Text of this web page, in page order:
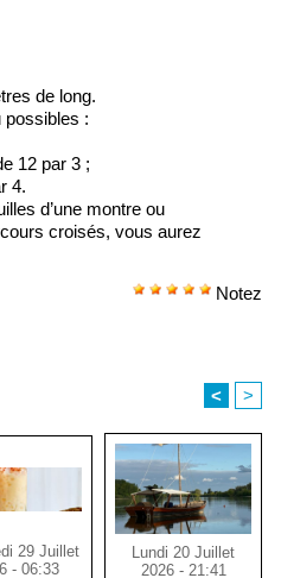
de long.
possibles :
12 par 3 ;
4.
d’une montre ou
croisés, vous aurez
Notez
< >
29 Juillet
- 06:33
Lundi 20 Juillet
2026 - 21:41